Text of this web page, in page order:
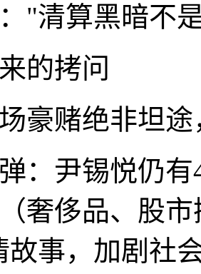
"清算黑暗不
的拷问
豪赌绝非坦
：尹锡悦仍
奢侈品、股
故事，加剧社